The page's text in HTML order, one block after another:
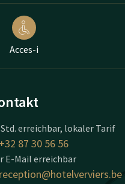
Acces-i
erreichbar, lokaler Tarif
87 30 56 56
E-Mail erreichbar